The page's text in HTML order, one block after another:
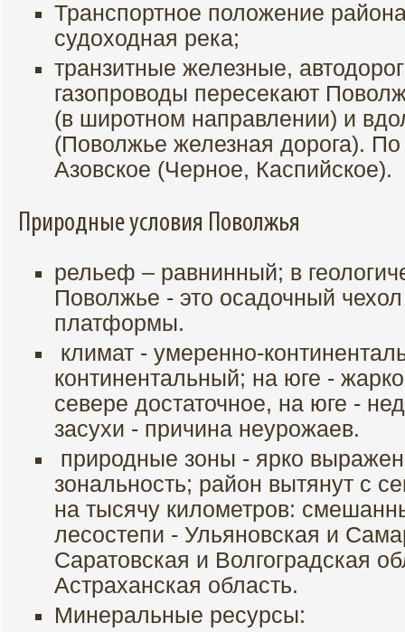
Транспортное положение
судоходная река;
транзитные железные,
газопроводы пересекают
(в широтном направлении) и
(Поволжье железная дорога).
Азовское (Черное, Каспийское).
Природные условия Поволжья
рельеф – равнинный; в
Поволжье - это осадочный
платформы.
климат - умеренно-
континентальный; на юге -
севере достаточное, на юге -
засухи - причина неурожаев.
природные зоны - ярко
зональность; район вытянут с
на тысячу километров:
лесостепи - Ульяновская и
Саратовская и Волгоградская
Астраханская область.
Минеральные ресурсы: